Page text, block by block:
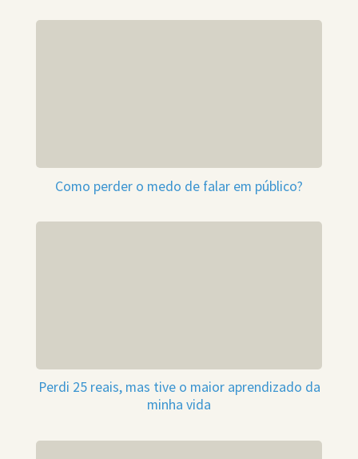
Como perder o medo de falar em público?
Perdi 25 reais, mas tive o maior aprendizado da
minha vida